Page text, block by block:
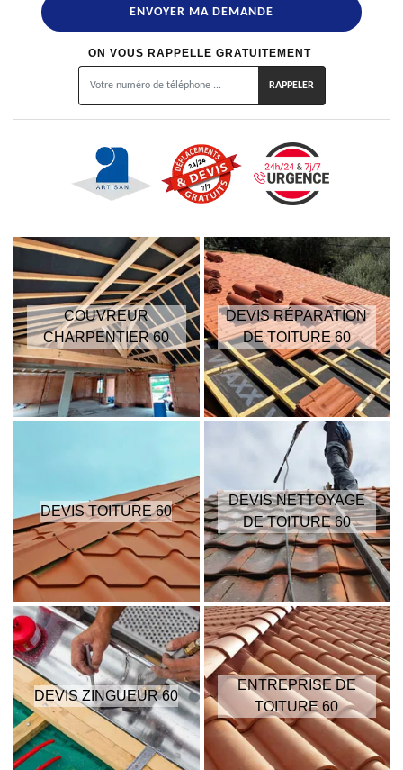
ON VOUS RAPPELLE GRATUITEMENT
COUVREUR
CHARPENTIER 60
DEVIS RÉPARATION
DE TOITURE 60
DEVIS TOITURE 60
DEVIS NETTOYAGE
DE TOITURE 60
DEVIS ZINGUEUR 60
ENTREPRISE DE
TOITURE 60